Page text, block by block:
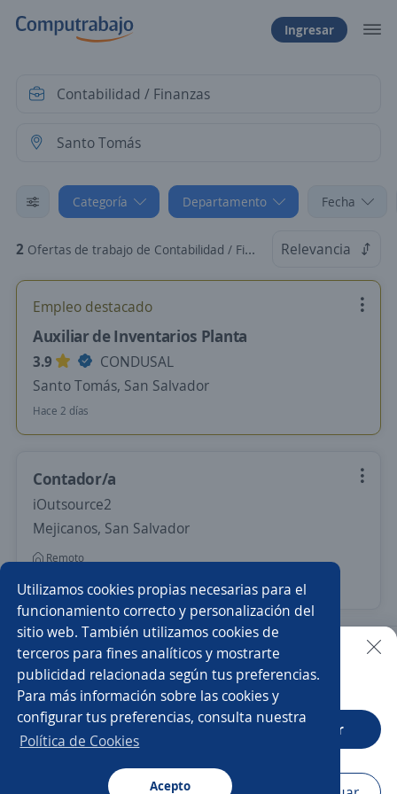
Utilizamos cookies propias necesarias para el
funcionamiento correcto y personalización del
sitio web. También utilizamos cookies de
terceros para fines analíticos y mostrarte
publicidad relacionada según tus preferencias.
Para más información sobre las cookies y
configurar tus preferencias, consulta nuestra
Política de Cookies
Acepto
Ingresar
Categoría Departamento Fecha
2 Ofertas de trabajo de Contabilidad / Finanzas en Santo Tomás, San Salvador Relevancia
Empleo destacado
Auxiliar de Inventarios Planta
3.9
CONDUSAL
Santo Tomás, San Salvador
Hace 2 días
Contador/a
iOutsource2
Mejicanos, San Salvador
Remoto
29 de julio
Nuevas ofertas de empleo Avísame
Empleos similares
Contable general
Auxiliar contable y administrativo
Buscar es más fácil en la app
CT App Abrir